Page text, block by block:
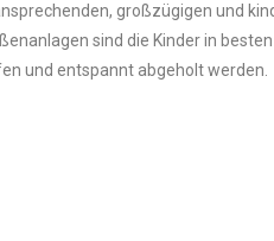
großzügigen und
sind die Kinder in
und entspannt abgeholt werden.